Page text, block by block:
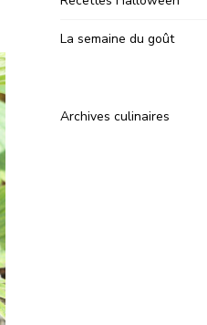
La semaine du goût
Archives culinaires